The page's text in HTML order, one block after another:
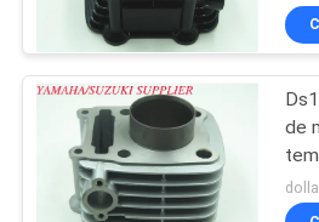
Bloco de
Suzuki
de